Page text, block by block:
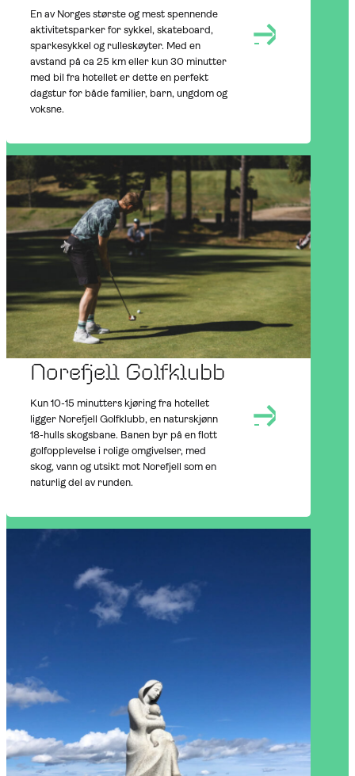
En av Norges største og mest spennende
aktivitetsparker for sykkel, skateboard,
sparkesykkel og rulleskøyter. Med en
avstand på ca 25 km eller kun 30 minutter
med bil fra hotellet er dette en perfekt
dagstur for både familier, barn, ungdom og
voksne.
NEARBY SUMMER OUTDOORS
Norefjell Golfklubb
Kun 10-15 minutters kjøring fra hotellet
ligger Norefjell Golfklubb, en naturskjønn
18-hulls skogsbane. Banen byr på en flott
golfopplevelse i rolige omgivelser, med
skog, vann og utsikt mot Norefjell som en
naturlig del av runden.